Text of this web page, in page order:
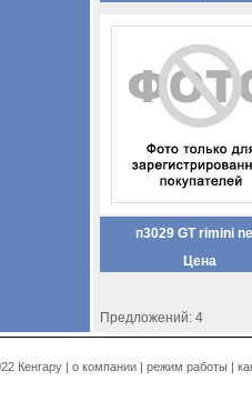
п3029 GT rimini
Цена
Предложений: 4
Кенгару | о компании | режим работы |